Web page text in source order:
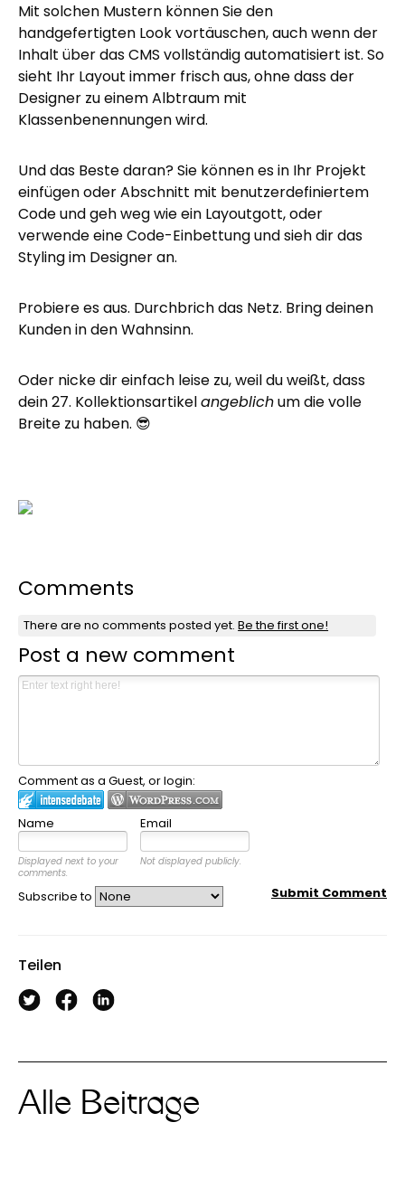
Mit solchen Mustern können Sie den
handgefertigten Look vortäuschen, auch wenn der
Inhalt über das CMS vollständig automatisiert ist. So
sieht Ihr Layout immer frisch aus, ohne dass der
Designer zu einem Albtraum mit
Klassenbenennungen wird.
Und das Beste daran? Sie können es in Ihr Projekt
einfügenoderAbschnitt mit benutzerdefiniertem
Code und geh weg wie ein Layoutgott, oder
verwende eine Code-Einbettung und sieh dir das
Styling im Designer an.
Probiere es aus. Durchbrich das Netz. Bring deinen
Kunden in den Wahnsinn.
Oder nicke dir einfach leise zu, weil du weißt, dass
dein 27. Kollektionsartikelangeblichum die volle
Breite zu haben. 😎
Comments
There are no comments posted yet.Be the first one!
Post a new comment
Comment as a Guest, or login:
Name Email
Displayed next to your
comments.
Not displayed publicly.
Submit Comment
Subscribe to
Teilen
Alle Beiträge